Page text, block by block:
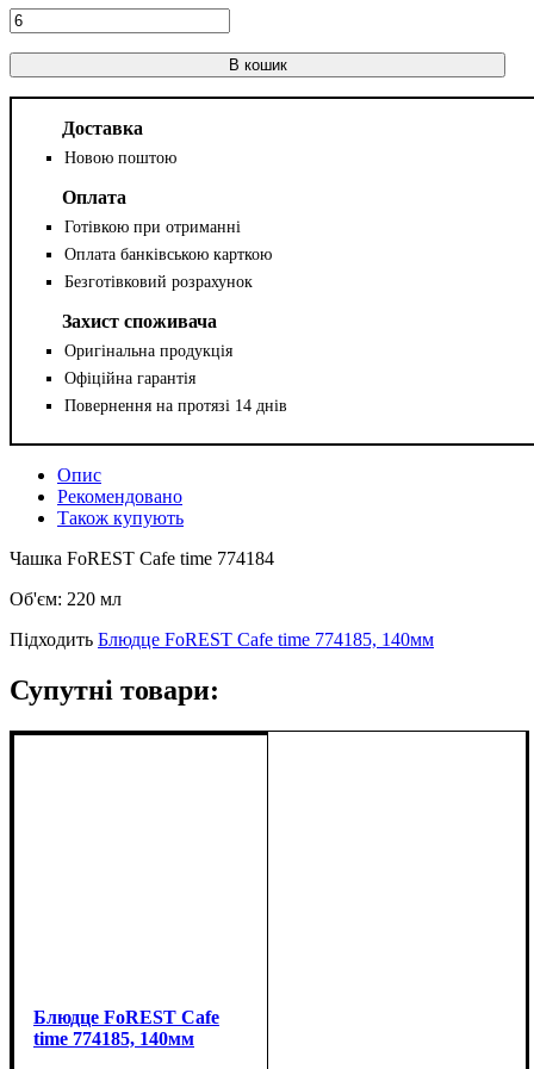
В кошик
Доставка
Новою поштою
Оплата
Готівкою при отриманні
Оплата банківською карткою
Безготівковий розрахунок
Захист споживача
Оригінальна продукція
Офіційна гарантія
Повернення на протязі 14 днів
Опис
Рекомендовано
Також купують
Чашка FoREST Cafe time 774184
Об'єм: 220 мл
Підходить Блюдце FoREST Cafe time 774185, 140мм
Супутні товари:
Блюдце FoREST Cafe
time 774185, 140мм